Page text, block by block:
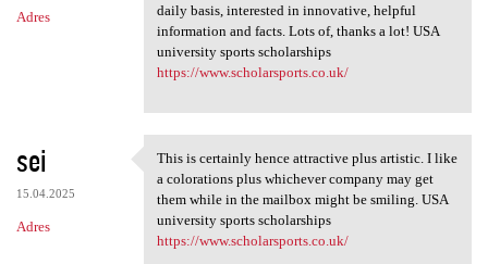
Adres
daily basis, interested in innovative, helpful
information and facts. Lots of, thanks a lot! USA
university sports scholarships
https://www.scholarsports.co.uk/
sei
15.04.2025
Adres
This is certainly hence
This is certainly hence attractive plus artistic. I like
a colorations plus whichever company may get
them while in the mailbox might be smiling. USA
university sports scholarships
https://www.scholarsports.co.uk/